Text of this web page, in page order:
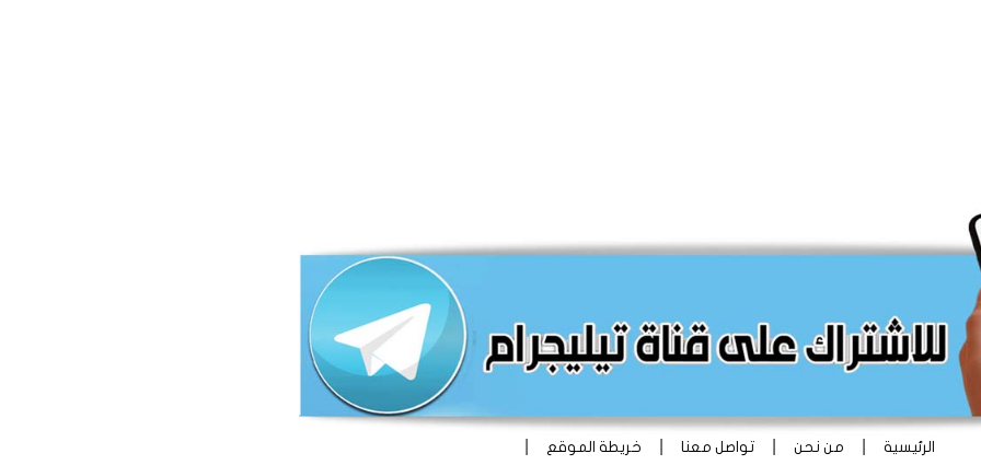
الرئيسية من نحن تواصل معنا خريطة الموقع